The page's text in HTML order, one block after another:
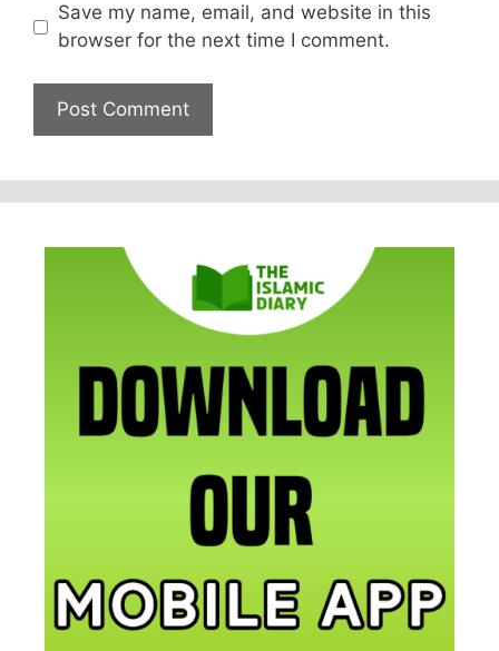
Save my name, email, and website in this
browser for the next time I comment.